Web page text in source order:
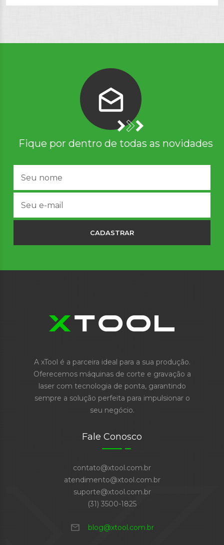
Fique por dentro de todas as novidades
CADASTRAR
A xTool é a parceira ideal para a sua produção.
Oferecemos máquinas de corte e gravação a
laser com tecnologia de ponta, garantindo
sempre a solução perfeita para impulsionar o
seu negócio.
Fale Conosco
contato@xtool.com.br
atendimento@xtool.com.br
suporte@xtool.com.br
(31) 3500-1825
mail blog@xtool.com.br